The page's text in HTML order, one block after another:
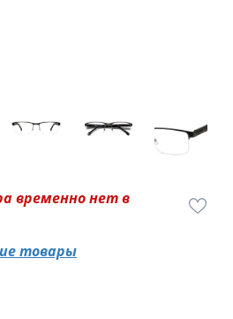
временно нет в
товары